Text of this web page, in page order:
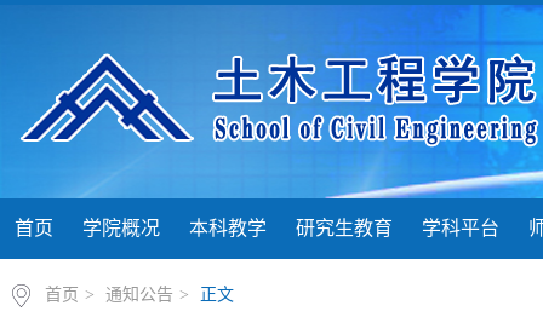
首页 学院概况 本科教学 研究生教育 学科平台
首页 > 通知公告 > 正文